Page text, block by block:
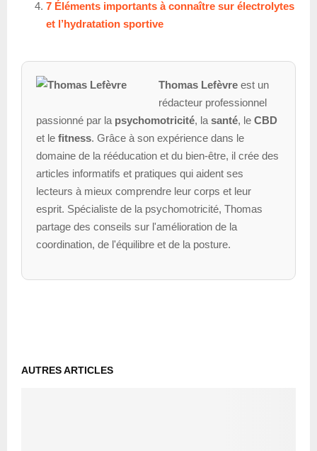
7 Éléments importants à connaître sur électrolytes
et l’hydratation sportive
Thomas Lefèvreest un
rédacteur professionnel
passionné par la psychomotricité, la santé, le CBD
et le fitness. Grâce à son expérience dans le
domaine de la rééducation et du bien-être, il crée des
articles informatifs et pratiques qui aident ses
lecteurs à mieux comprendre leur corps et leur
esprit. Spécialiste de la psychomotricité, Thomas
partage des conseils sur l'amélioration de la
coordination, de l'équilibre et de la posture.
AUTRES ARTICLES